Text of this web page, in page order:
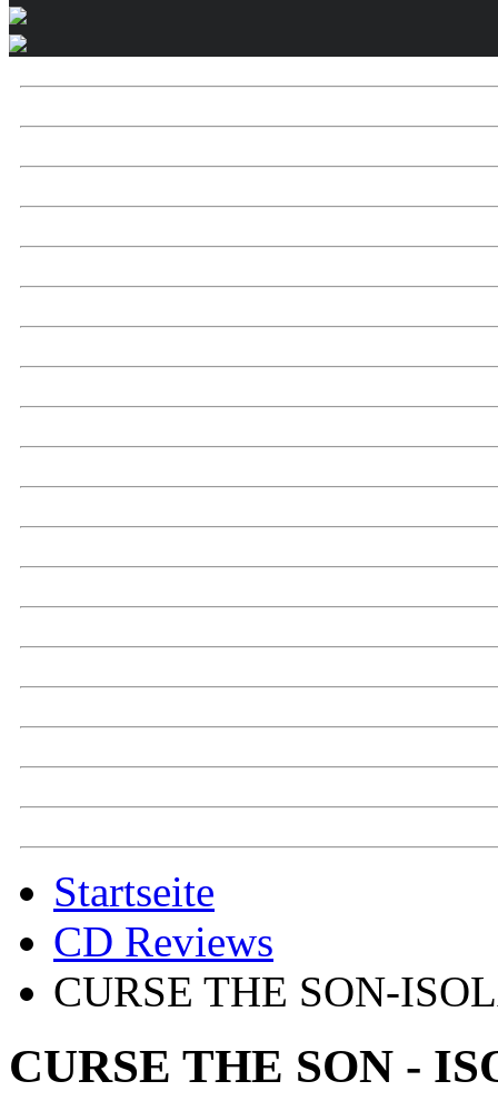
Startseite
CD Reviews
CURSE THE SON-
CURSE THE SON -